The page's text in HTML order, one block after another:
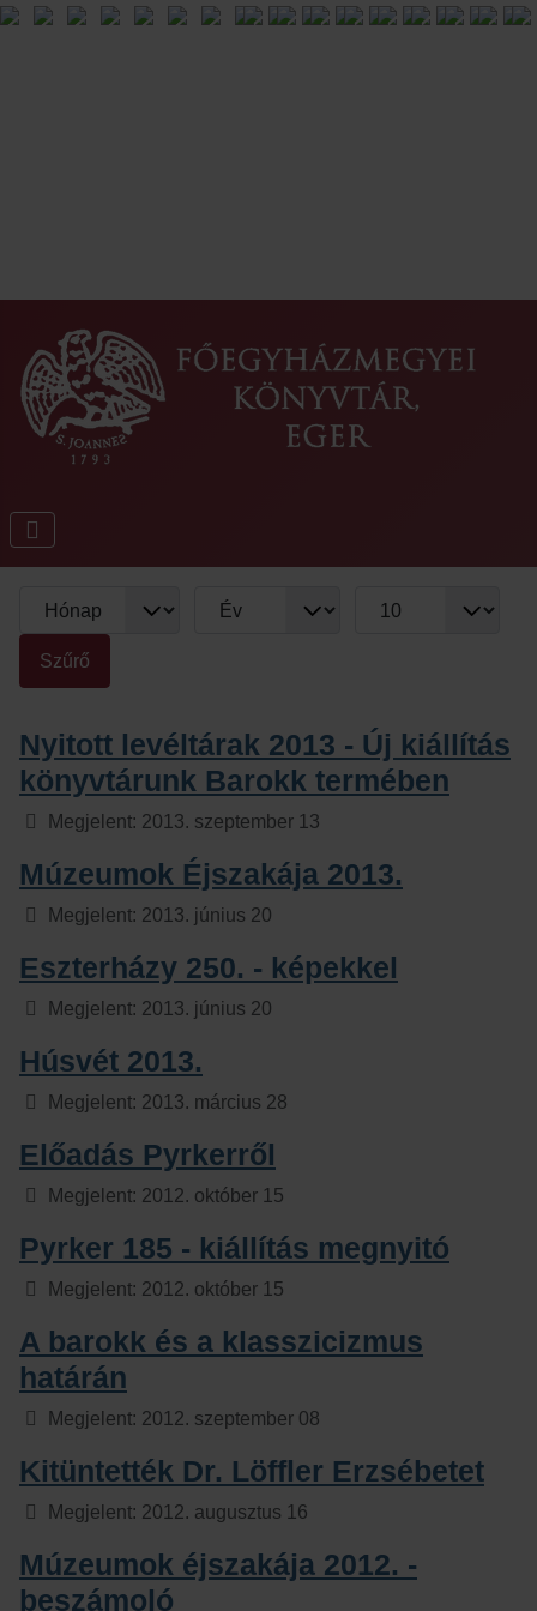
Szűrők
Hónap Tételek #
Szűrő
Nyitott levéltárak 2013 - Új kiállítás
könyvtárunk Barokk termében
Részletek
Megjelent: 2013. szeptember 13
Múzeumok Éjszakája 2013.
Részletek
Megjelent: 2013. június 20
Eszterházy 250. - képekkel
Részletek
Megjelent: 2013. június 20
Húsvét 2013.
Részletek
Megjelent: 2013. március 28
Előadás Pyrkerről
Részletek
Megjelent: 2012. október 15
Pyrker 185 - kiállítás megnyitó
Részletek
Megjelent: 2012. október 15
A barokk és a klasszicizmus
határán
Részletek
Megjelent: 2012. szeptember 08
Kitüntették Dr. Löffler Erzsébetet
Részletek
Megjelent: 2012. augusztus 16
Múzeumok éjszakája 2012. -
beszámoló